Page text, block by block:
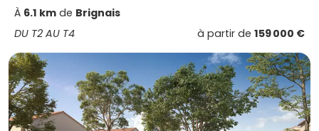
À 6.1 km de Brignais
DU T2 AU T4
à partir de 159 000 €